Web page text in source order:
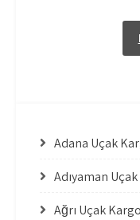
Adana Uçak
Adıyaman
Ağrı Uçak Kargo